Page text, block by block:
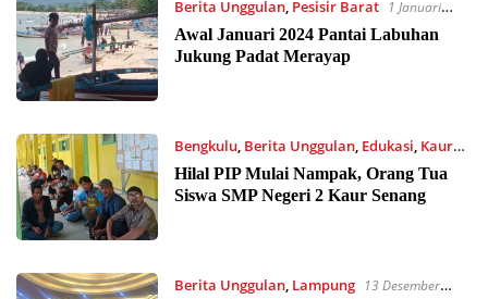
Berita Unggulan, Pesisir Barat
1 Januari
2024 14:45
Awal Januari 2024 Pantai Labuhan
Jukung Padat Merayap
Bengkulu, Berita Unggulan, Edukasi, Kaur
28 Desember 2023 08:59
Hilal PIP Mulai Nampak, Orang Tua
Siswa SMP Negeri 2 Kaur Senang
Berita Unggulan, Lampung
13 Desember